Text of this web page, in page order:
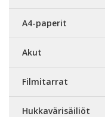
A4-paperit
Akut
Filmitarrat
Hukkavärisäiliöt